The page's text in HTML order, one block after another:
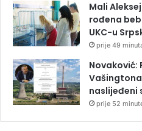
Mali
rođena
UKC-u
prije 49
Novaković:
naslijeđeni
prije 52